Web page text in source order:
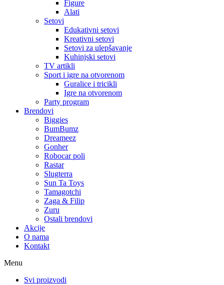
Figure
Alati
Setovi
Edukativni setovi
Kreativni setovi
Setovi za ulepšavanje
Kuhinjski setovi
TV artikli
Sport i igre na otvorenom
Guralice i tricikli
Igre na otvorenom
Party program
Brendovi
Biggies
BumBumz
Dreameez
Gonher
Robocar poli
Rastar
Slugterra
Sun Ta Toys
Tamagotchi
Zaga & Filip
Zuru
Ostali brendovi
Akcije
O nama
Kontakt
Menu
Svi proizvodi